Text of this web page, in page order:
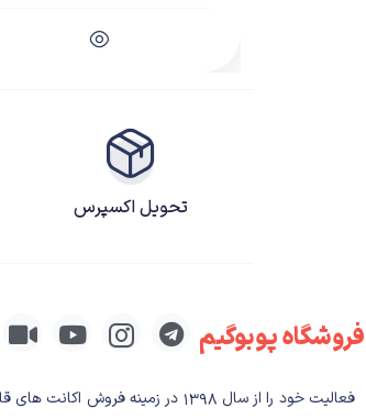
تحویل اکسپرس
فروشگاه پوبوگیم
فعالیت خود را از سال ۱۳۹۸ در زمینه فروش